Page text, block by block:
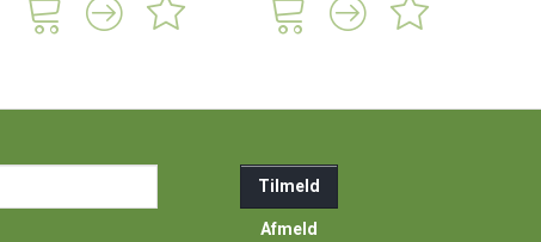
Tilmeld
Afmeld